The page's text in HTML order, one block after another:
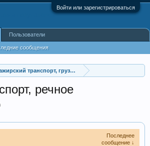
Войти или зарегистрироваться
транспорт, грузоперевозки
речное
Последнее
сообщение ↓
сообщения
Пользователи